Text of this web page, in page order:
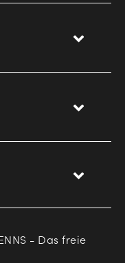
- Das freie